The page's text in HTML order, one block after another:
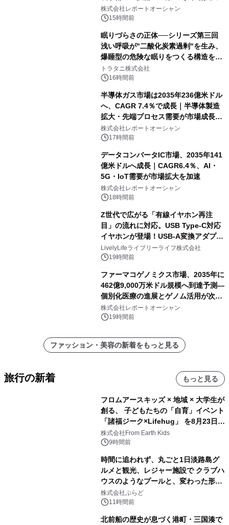
牽引
株式会社レポートオーシャン
15時間前
眠りづらさの正体──シリーズ第三回
浅い呼吸が"二酸化炭素過剰"を生み、
爆睡型の危険な眠りをつくる構造を解
説
トラタニ株式会社
16時間前
半導体ガス市場は2035年236億米ドル
へ、CAGR 7.4％で成長｜半導体製造
拡大・先端プロセス需要が市場成長を
加速
株式会社レポートオーシャン
17時間前
データコンバータIC市場、2035年141
億米ドルへ成長｜CAGR6.4％、AI・
5G・IoT需要が市場拡大を加速
株式会社レポートオーシャン
18時間前
Z世代で広がる「有線イヤホン再注
目」の流れに対応。USB Type-C対応
イヤホンが登場！USB-A変換アダプタ
ー付きでスマホからパソコンまで幅広
く活用可能
LivelyLifeライブリーライフ株式会社
19時間前
ファーマコゲノミクス市場、2035年に
462億9,000万米ドル規模へ到達予測―
個別化医療の進展とゲノム活用が次世
代ヘルスケア投資を加速
株式会社レポートオーシャン
19時間前
ファッション・美容の新着をもっと見る
旅行の新着 もっと見る
フロムアースキッズ × 地域 × 大学生が
創る、 子どもたちの「自育」イベント
「諸福ジーク×Lifehug」 を8月23日
(日)開催
株式会社From Earth Kids
9時間前
時間に追われず、丸ごと1日淡路島グ
ルメと観光、レジャー施設で クラブハ
ウスのようなプールと、変わった形の
サウナも 「THE BOXY AWAJI」のお
得な素泊まり連泊プランで
株式会社ぷらど
11時間前
北前船の歴史が息づく港町・三国湊で